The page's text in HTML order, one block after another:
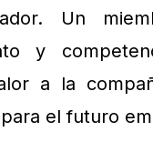
Un
y
a la
el futuro